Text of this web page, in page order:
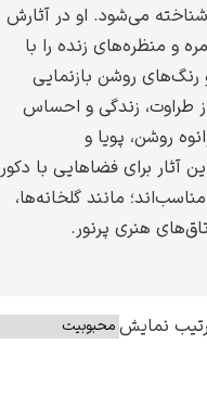
شناخته می‌شود. او در آثارش
و منظره‌های زنده را با
رنگ‌های روشن بازنمایی
طراوت، زندگی و احساس
روشن، پویا و
برای فضاهایی با دکور
مانند گلخانه‌ها،
هنری پرنور.
نمایش